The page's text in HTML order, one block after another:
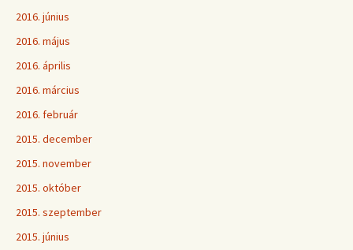
2016. június
2016. május
2016. április
2016. március
2016. február
2015. december
2015. november
2015. október
2015. szeptember
2015. június